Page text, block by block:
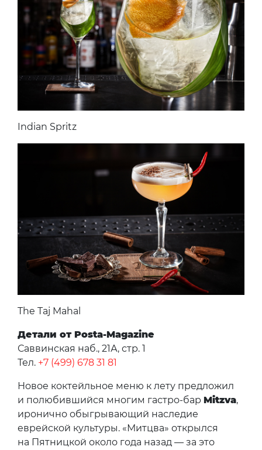
Indian Spritz
The Taj Mahal
Детали от Posta-Magazine
Саввинская наб., 21А, стр. 1
Тел. +7 (499) 678 31 81
Новое коктейльное меню к лету предложил
и полюбившийся многим гастро-бар Mitzva,
иронично обыгрывающий наследие
еврейской культуры. «Митцва» открылся
на Пятницкой около года назад — за это